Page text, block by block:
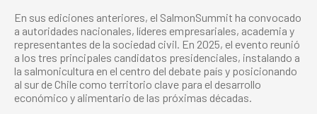
En sus ediciones anteriores, el SalmonSummit ha convocado
a autoridades nacionales, líderes empresariales, academia y
representantes de la sociedad civil. En 2025, el evento reunió
a los tres principales candidatos presidenciales, instalando a
la salmonicultura en el centro del debate país y posicionando
al sur de Chile como territorio clave para el desarrollo
económico y alimentario de las próximas décadas.